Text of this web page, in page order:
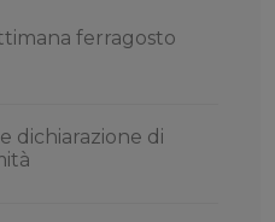
ferragosto
dichiarazione di